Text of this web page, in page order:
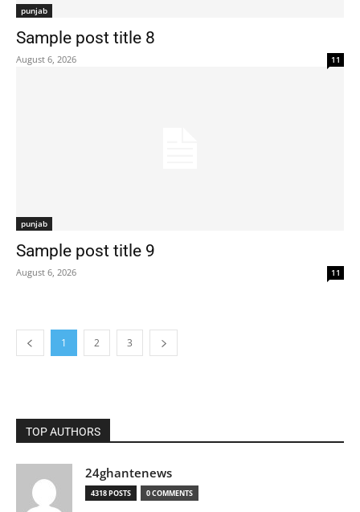
punjab
Sample post title 8
August 6, 2026 11
punjab
Sample post title 9
August 6, 2026 11
1 2 3
TOP AUTHORS
24ghantenews
4318 POSTS 0 COMMENTS